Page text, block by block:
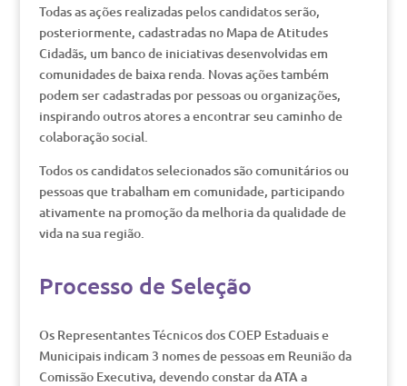
Todas as ações realizadas pelos candidatos serão,
posteriormente, cadastradas no Mapa de Atitudes
Cidadãs, um banco de iniciativas desenvolvidas em
comunidades de baixa renda. Novas ações também
podem ser cadastradas por pessoas ou organizações,
inspirando outros atores a encontrar seu caminho de
colaboração social.
Todos os candidatos selecionados são comunitários ou
pessoas que trabalham em comunidade, participando
ativamente na promoção da melhoria da qualidade de
vida na sua região.
Processo de Seleção
Os Representantes Técnicos dos COEP Estaduais e
Municipais indicam 3 nomes de pessoas em Reunião da
Comissão Executiva, devendo constar da ATA a